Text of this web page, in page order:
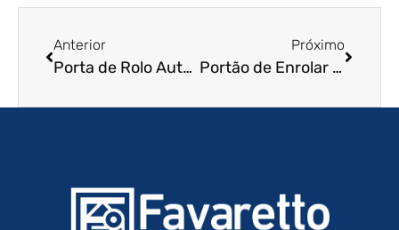
Anterior
Porta de Rolo Automática em Mogi Guaçu – SP
Próximo
Portão de Enrolar Automático em Osasco – SP